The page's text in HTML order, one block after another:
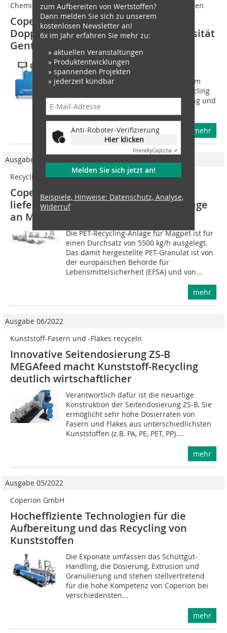
zum Aufbereiten von Wertstoffen?
Dann melden Sie sich zu unserem
kostenlosen Newsletter an!
6x im Jahr erfahren Sie mehr zu:
» aktuellen Veranstaltungen
» Produktentwicklungen
» spannenden Projekten
» jederzeit kündbar
Anti-Roboter-Verifizierung
Hier klicken
FriendlyCaptcha ⇗
Melden Sie sich jetzt an!
Beispiele, Hinweise: Datenschutz, Analyse,
Widerruf
Chemisches Recyceln von gemischten Kunststoffabfällen
Coperion liefert
Doppelschneckenextruder an Universität
Gent
Kunststoffabfälle, speziell
Verpackungsabfälle, liegen häufig
ausschließlich als Gemische mit hohem
Verschmutzungsgrad vor. Deren Recycling
ist zumeist schwierig, da die Sortierung und
Reinigung...
mehr
Ausgabe 04/2024
Recyclinganlage für PET-Flaschen aus einer Hand
Coperion und Herbold Meckesheim
liefern Bottle-to-Bottle Recycling-Anlage
an Magpet
Die PET-Recycling-Anlage für Magpet ist für
einen Durchsatz von 5500 kg/h ausgelegt.
Das damit hergestellte PET-Granulat ist von
der europäischen Behörde für
Lebensmittelsicherheit (EFSA) und von...
mehr
Ausgabe 06/2022
Kunststoff-Fasern und -Flakes recyceln
Innovative Seitendosierung ZS-B
MEGAfeed macht Kunststoff-Recycling
deutlich wirtschaftlicher
Verantwortlich dafür ist die neuartige
Konstruktion der Seitendosierung ZS-B. Sie
ermöglicht sehr hohe Dosierraten von
Fasern und Flakes aus unterschiedlichsten
Kunststoffen (z.B. PA, PE, PET, PP)....
mehr
Ausgabe 05/2022
Coperion GmbH
Hocheffiziente Technologien für die
Aufbereitung und das Recycling von
Kunststoffen
Die Exponate umfassen das Schüttgut-
Handling, die Dosierung, Extrusion und
Granulierung und stehen stellvertretend
für die hohe Kompetenz von Coperion bei
verschiedensten...
mehr